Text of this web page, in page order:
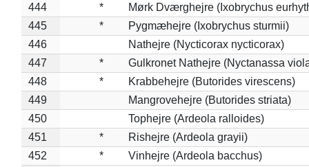
444
*
Mørk Dværghejre (Ixobrychus
445
*
Pygmæhejre (Ixobrychus sturmii)
446
Nathejre (Nycticorax nycticorax)
447
*
Gulkronet Nathejre (Nyctanassa
448
*
Krabbehejre (Butorides virescens)
449
Mangrovehejre (Butorides striata)
450
Tophejre (Ardeola ralloides)
451
*
Rishejre (Ardeola grayii)
452
*
Vinhejre (Ardeola bacchus)